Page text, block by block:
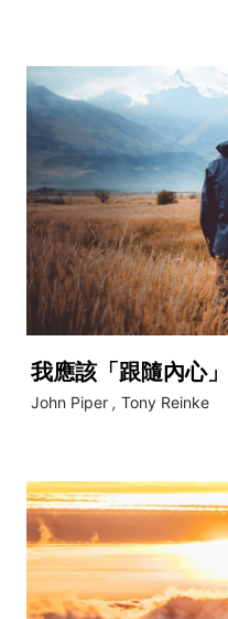
我應該「跟隨內心
John Piper , Tony Reinke